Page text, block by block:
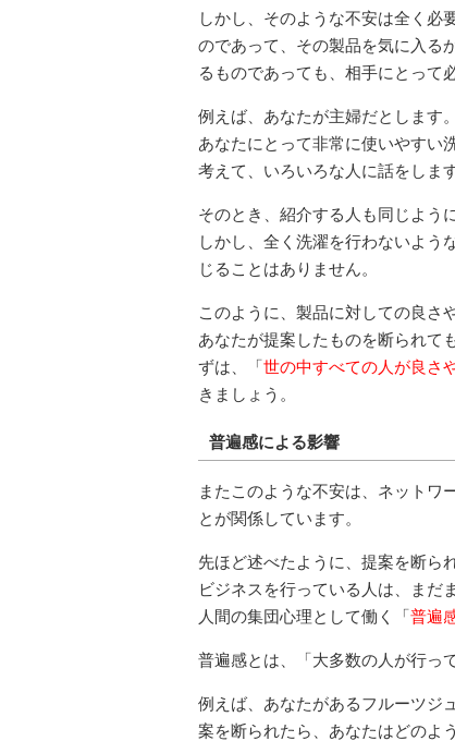
しかし、そのような不安は全く必
のであって、その製品を気に入る
るものであっても、相手にとって
例えば、あなたが主婦だとします
あなたにとって非常に使いやすい
考えて、いろいろな人に話をします
そのとき、紹介する人も同じよう
しかし、全く洗濯を行わないよう
じることはありません。
このように、製品に対しての良さ
あなたが提案したものを断られて
ずは、「世の中すべての人が良さ
きましょう。
普遍感による影響
またこのような不安は、ネットワ
とが関係しています。
先ほど述べたように、提案を断ら
ビジネスを行っている人は、まだ
人間の集団心理として働く「普遍
普遍感とは、「大多数の人が行っ
例えば、あなたがあるフルーツジ
案を断られたら、あなたはどのよ